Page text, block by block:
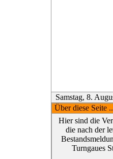
Samstag, 8.
Über diese Seite
Hier sind die
die nach der
Turngaues